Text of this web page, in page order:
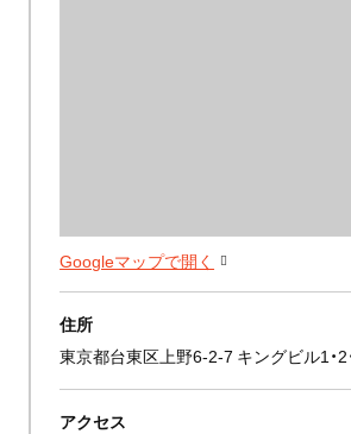
Googleマップで開く
住所
東京都台東区上野6-2-7 キングビル1・2
アクセス